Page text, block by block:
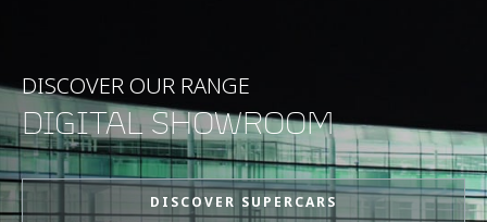
0-100 km/h (0-62
MPH)
2.7s
0-200 km/h (0-124
MPH)
7.2s
DISCOVER OUR RANGE
DIGITAL SHOWROOM
DISCOVER SUPERCARS